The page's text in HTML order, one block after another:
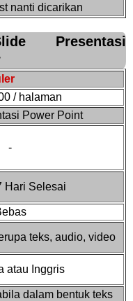
nanti dicarikan
Presentasi
/ halaman
Power Point
-
Hari Selesai
teks, audio, video
atau Inggris
dalam bentuk teks